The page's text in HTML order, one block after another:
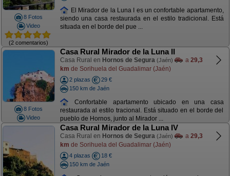
8 Fotos
Video
(2 comentarios)
El Mirador de la Luna I es un confortable apartamento,
siendo una casa restaurada en el estilo tradicional. Está
situada en el borde del pue ...
8 Fotos
Video
Casa Rural Mirador de la Luna II
Casa Rural en Hornos de Segura (Jaén) a 29,3
km de Sorihuela del Guadalimar (Jaén)
2 plazas
29 €
150 km de Jaén
Confortable apartamento ubicado en una casa
restaurada al estilo tracional. Está situado en el borde del
pueblo de Hornos, junto al Mirador ...
Casa Rural Mirador de la Luna IV
Casa Rural en Hornos de Segura (Jaén) a 29,3
km de Sorihuela del Guadalimar (Jaén)
4 plazas
18 €
150 km de Jaén